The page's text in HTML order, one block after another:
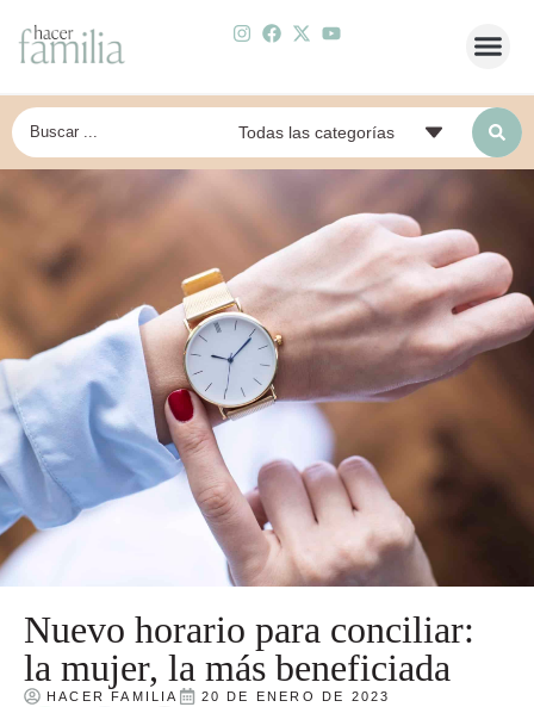
Nuevo horario para conciliar:
la mujer, la más beneficiada
HACER FAMILIA 20 DE ENERO DE 2023